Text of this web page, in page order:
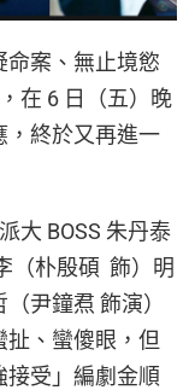
案、無止境慾
在 6 日（五）晚
，終於又再進一
大 BOSS 朱丹泰
（朴殷碩 飾）明
尹鐘焄 飾演）
、蠻傻眼，但
受」編劇金順